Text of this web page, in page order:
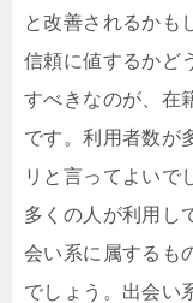
と改善されるかも
信頼に値するかど
すべきなのが、在
です。利用者数が
リと言ってよいで
多くの人が利用し
会い系に属するも
でしょう。出会い